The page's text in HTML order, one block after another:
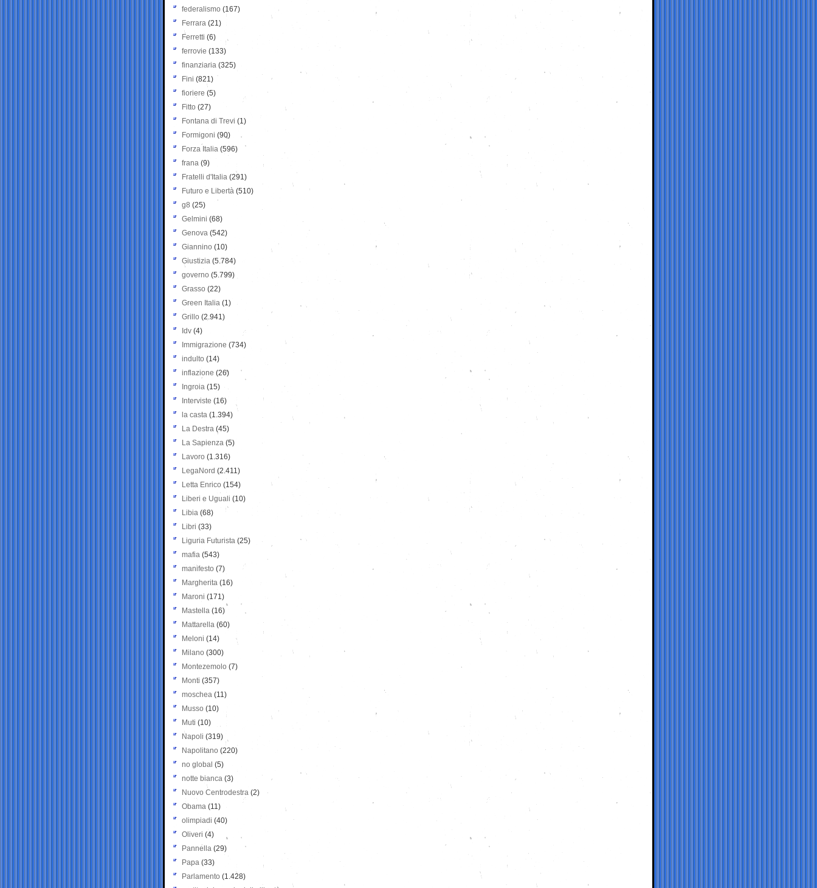
federalismo (167)
Ferrara (21)
Ferretti (6)
ferrovie (133)
finanziaria (325)
Fini (821)
fioriere (5)
Fitto (27)
Fontana di Trevi (1)
Formigoni (90)
Forza Italia (596)
frana (9)
Fratelli d'Italia (291)
Futuro e Libertà (510)
g8 (25)
Gelmini (68)
Genova (542)
Giannino (10)
Giustizia (5.784)
governo (5.799)
Grasso (22)
Green Italia (1)
Grillo (2.941)
Idv (4)
Immigrazione (734)
indulto (14)
inflazione (26)
Ingroia (15)
Interviste (16)
la casta (1.394)
La Destra (45)
La Sapienza (5)
Lavoro (1.316)
LegaNord (2.411)
Letta Enrico (154)
Liberi e Uguali (10)
Libia (68)
Libri (33)
Liguria Futurista (25)
mafia (543)
manifesto (7)
Margherita (16)
Maroni (171)
Mastella (16)
Mattarella (60)
Meloni (14)
Milano (300)
Montezemolo (7)
Monti (357)
moschea (11)
Musso (10)
Muti (10)
Napoli (319)
Napolitano (220)
no global (5)
notte bianca (3)
Nuovo Centrodestra (2)
Obama (11)
olimpiadi (40)
Oliveri (4)
Pannella (29)
Papa (33)
Parlamento (1.428)